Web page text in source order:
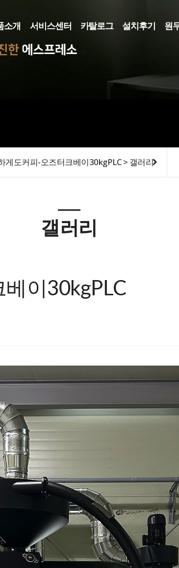
소개
신
서비스센터 카탈로그 설치후기 원
게도커피-오즈터크베이30kgPLC > 갤러리
갤러리
이30kgPLC